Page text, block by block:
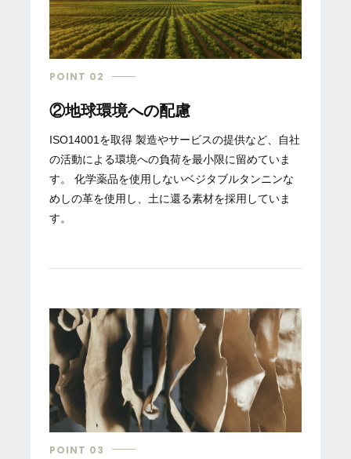
POINT 02
②地球環境への配慮
ISO14001を取得 製造やサービスの提供など、自社
の活動による環境への負荷を最小限に留めていま
す。 化学薬品を使用しないベジタブルタンニンな
めしの革を使用し、土に還る素材を採用していま
す。
POINT 03